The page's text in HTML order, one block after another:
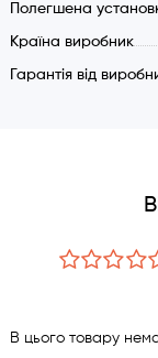
Полегшена
Країна виробник
Гарантія від
В цього товару